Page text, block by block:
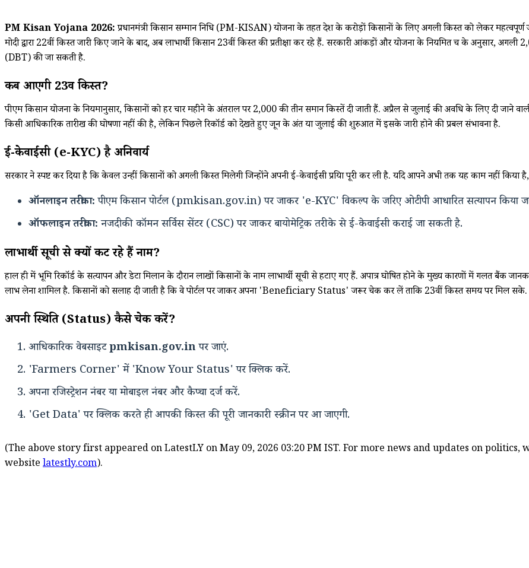
PM Kisan Yojana 2026:प्रधानमंत्री किसान सम्मान निधि (PM-KISAN) योजना के तहत देश के करोड़ों किसानों के लिए अगली किस्त को लेकर महत्वपूर्ण
मोदी द्वारा 22वीं किस्त जारी किए जाने के बाद, अब लाभार्थी किसान 23वीं किस्त की प्रतीक्षा कर रहे हैं. सरकारी आंकड़ों और योजना के नियमित चक्र के अनुसार, अगली
(DBT) की जा सकती है.
कब आएगी 23वीं किस्त?
पीएम किसान योजना के नियमानुसार, किसानों को हर चार महीने के अंतराल पर ₹2,000 की तीन समान किस्तें दी जाती हैं. अप्रैल से जुलाई की अवधि के लिए दी जाने
किसी आधिकारिक तारीख की घोषणा नहीं की है, लेकिन पिछले रिकॉर्ड को देखते हुए जून के अंत या जुलाई की शुरुआत में इसके जारी होने की प्रबल संभावना है.
ई-केवाईसी (e-KYC) है अनिवार्य
सरकार ने स्पष्ट कर दिया है कि केवल उन्हीं किसानों को अगली किस्त मिलेगी जिन्होंने अपनी ई-केवाईसी प्रक्रिया पूरी कर ली है.यदि आपने अभी तक यह काम नहीं किया
ऑनलाइन तरीका:पीएम किसान पोर्टल (pmkisan.gov.in) पर जाकर 'e-KYC' विकल्प के जरिए ओटीपी आधारित सत्यापन किया
ऑफलाइन तरीका:नजदीकी कॉमन सर्विस सेंटर (CSC) पर जाकर बायोमेट्रिक तरीके से ई-केवाईसी कराई जा सकती है.
लाभार्थी सूची से क्यों कट रहे हैं नाम?
हाल ही में भूमि रिकॉर्ड के सत्यापन और डेटा मिलान के दौरान लाखों किसानों के नाम लाभार्थी सूची से हटाए गए हैं. अपात्र घोषित होने के मुख्य कारणों में गलत बैंक
लाभ लेना शामिल है. किसानों को सलाह दी जाती है कि वे पोर्टल पर जाकर अपना 'Beneficiary Status' जरूर चेक कर लें ताकि 23वीं किस्त समय पर मिल सके.
अपनी स्थिति (Status) कैसे चेक करें?
आधिकारिक वेबसाइटpmkisan.gov.inपर जाएं.
'Farmers Corner' में 'Know Your Status' पर क्लिक करें.
अपना रजिस्ट्रेशन नंबर या मोबाइल नंबर और कैप्चा दर्ज करें.
'Get Data' पर क्लिक करते ही आपकी किस्त की पूरी जानकारी स्क्रीन पर आ जाएगी.
(The above story first appeared on LatestLY on May 09, 2026 03:20 PM IST. For more news and updates on
website latestly.com).